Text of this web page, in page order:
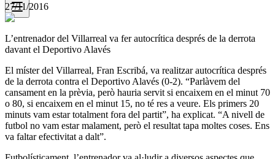
27/11/2016
L’entrenador del Villarreal va fer autocrítica després de la derrota
davant el Deportivo Alavés
El míster del Villarreal, Fran Escribá, va realitzar autocrítica després
de la derrota contra el Deportivo Alavés (0-2). “Parlàvem del
cansament en la prèvia, però hauria servit si encaixem en el minut 70
o 80, si encaixem en el minut 15, no té res a veure. Els primers 20
minuts vam estar totalment fora del partit”, ha explicat. “A nivell de
futbol no vam estar malament, però el resultat tapa moltes coses. Ens
va faltar efectivitat a dalt”.